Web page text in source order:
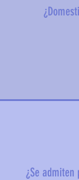
¿Se admiten